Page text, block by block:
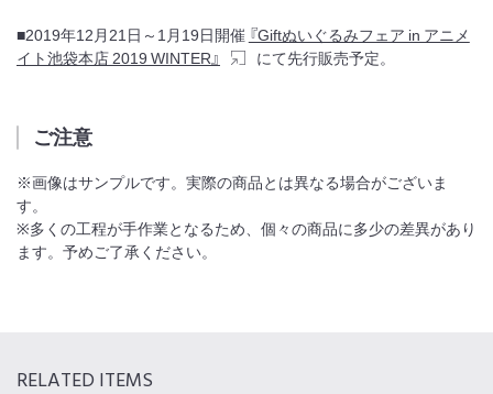
■2019年12月21日～1月19日開催 『Giftぬいぐるみフェア in アニメ
イト池袋本店 2019 WINTER』
にて先行販売予定。
ご注意
※画像はサンプルです。実際の商品とは異なる場合がございま
す。
※多くの工程が手作業となるため、個々の商品に多少の差異があり
ます。予めご了承ください。
RELATED ITEMS